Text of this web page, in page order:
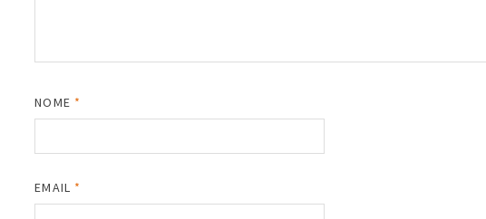
NOME *
EMAIL *